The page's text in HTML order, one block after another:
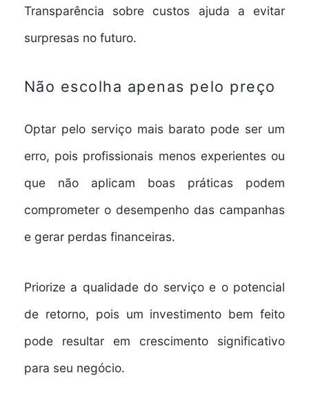
Transparência sobre custos ajuda a evitar
surpresas no futuro.
Não escolha apenas pelo preço
Optar pelo serviço mais barato pode ser um
erro, pois profissionais menos experientes ou
que não aplicam boas práticas podem
comprometer o desempenho das campanhas
e gerar perdas financeiras.
Priorize a qualidade do serviço e o potencial
de retorno, pois um investimento bem feito
pode resultar em crescimento significativo
para seu negócio.